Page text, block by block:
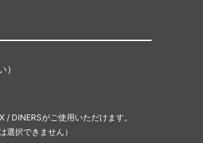
DINERSがご使用いただけます。
選択できません）